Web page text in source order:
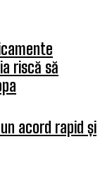
riscă să
acord rapid și